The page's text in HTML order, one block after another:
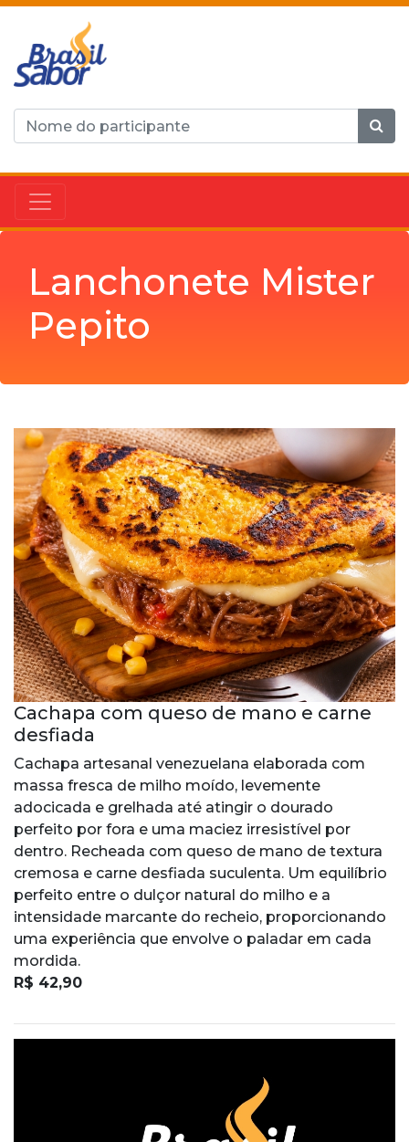
Lanchonete Mister
Pepito
Cachapa com queso de mano e carne
desfiada
Cachapa artesanal venezuelana elaborada com
massa fresca de milho moído, levemente
adocicada e grelhada até atingir o dourado
perfeito por fora e uma maciez irresistível por
dentro. Recheada com queso de mano de textura
cremosa e carne desfiada suculenta. Um equilíbrio
perfeito entre o dulçor natural do milho e a
intensidade marcante do recheio, proporcionando
uma experiência que envolve o paladar em cada
mordida.
R$ 42,90